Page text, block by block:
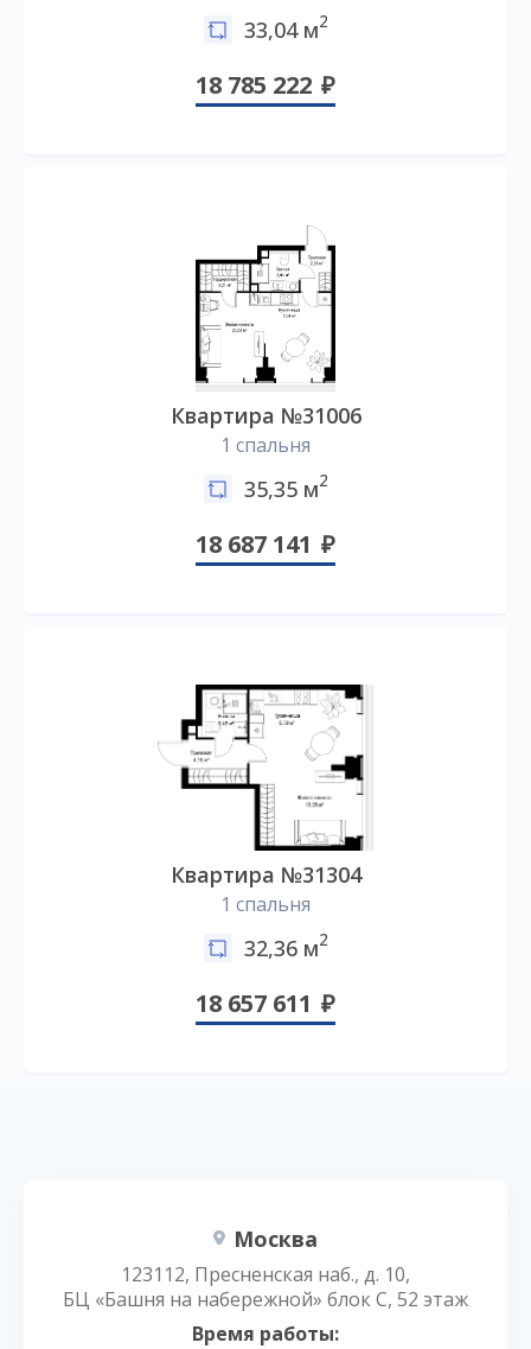
33,04 м2
18 785 222
Квартира №31006
1 спальня
35,35 м2
18 687 141
Квартира №31304
1 спальня
32,36 м2
18 657 611
Москва
123112, Пресненская наб., д. 10,
БЦ «Башня на набережной» блок С, 52 этаж
Время работы: